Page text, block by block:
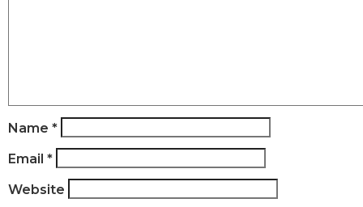
Name *
Email *
Website